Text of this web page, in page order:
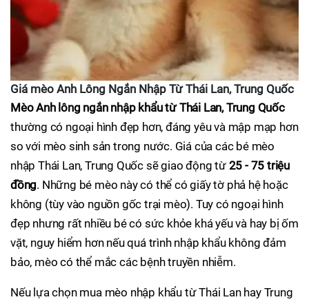
Giá mèo Anh Lông Ngắn Nhập Từ Thái Lan, Trung Quốc
Mèo Anh lông ngắn nhập khẩu từ Thái Lan, Trung Quốc
thường có ngoại hình đẹp hơn, đáng yêu và mập mạp hơn
so với mèo sinh sản trong nước. Giá của các bé mèo
nhập Thái Lan, Trung Quốc sẽ giao động từ 25 - 75 triệu
đồng. Những bé mèo này có thể có giấy tờ phả hệ hoặc
không (tùy vào nguồn gốc trại mèo). Tuy có ngoại hình
đẹp nhưng rất nhiều bé có sức khỏe khá yếu và hay bị ốm
vặt, nguy hiểm hơn nếu quá trình nhập khẩu không đảm
bảo, mèo có thể mắc các bệnh truyền nhiễm.
Nếu lựa chọn mua mèo nhập khẩu từ Thái Lan hay Trung